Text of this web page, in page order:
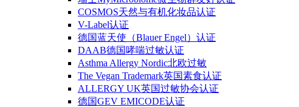
COSMOS天然与有机化妆品认证
V-Label认证
德国蓝天使（Blauer Engel）认证
DAAB德国哮喘过敏认证
Asthma Allergy Nordic北欧过敏
The Vegan Trademark英国素食认证
ALLERGY UK英国过敏协会认证
德国GEV EMICODE认证